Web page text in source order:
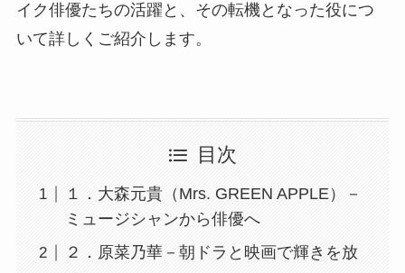
イク俳優たちの活躍と、その転機となった役につ
いて詳しくご紹介します。
目次
１．大森元貴（Mrs. GREEN APPLE）－
ミュージシャンから俳優へ
２．原菜乃華－朝ドラと映画で輝きを放